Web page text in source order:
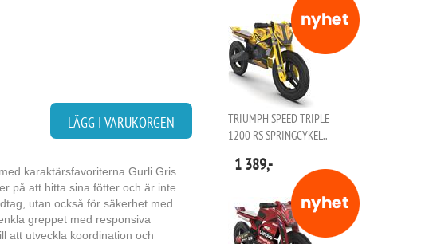
LÄGG I VARUKORGEN
karaktärsfavoriterna Gurli Gris
på att hitta sina fötter och är inte
utan också för säkerhet med
greppet med responsiva
att utveckla koordination och
TRIUMPH SPEED TRIPLE
1200 RS SPRINGCYKEL..
1 389,-